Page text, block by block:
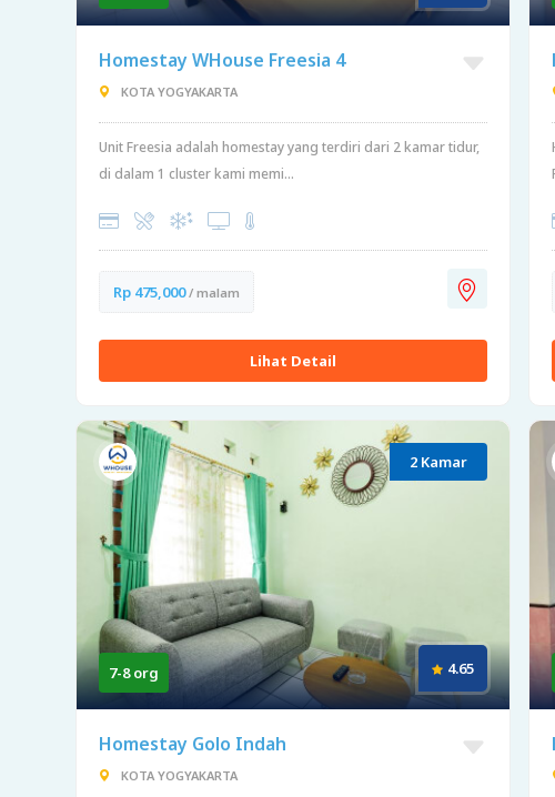
Homestay WHouse Freesia 4
KOTA YOGYAKARTA
Unit Freesia adalah homestay yang terdiri dari 2 kamar tidur,
di dalam 1 cluster kami memi...
Rp 475,000/ malam
Lihat Detail
2 Kamar
7-8 org 4.65
Homestay Golo Indah
KOTA YOGYAKARTA